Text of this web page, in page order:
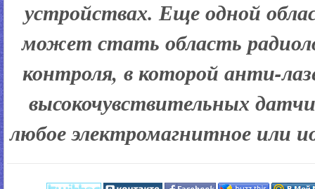
устройствах. Еще одной
может стать область
контроля, в которой анти-
высокочувствительных
любое электромагнитное или